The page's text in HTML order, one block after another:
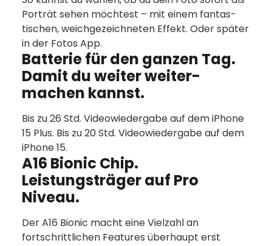
Porträt sehen möchtest – mit einem fantas­
tischen, weich­gezeichneten Effekt. Oder später
in der Fotos App.
Batterie für den ganzen Tag.
Damit du weiter weiter­
machen kannst.
Bis zu 26 Std. Video­wiedergabe auf dem iPhone
15 Plus. Bis zu 20 Std. Videowieder­gabe auf dem
iPhone 15.
A16 Bionic Chip.
Leistungsträger auf Pro
Niveau.
Der A16 Bionic macht eine Vielzahl an
fortschrittlichen Features überhaupt erst